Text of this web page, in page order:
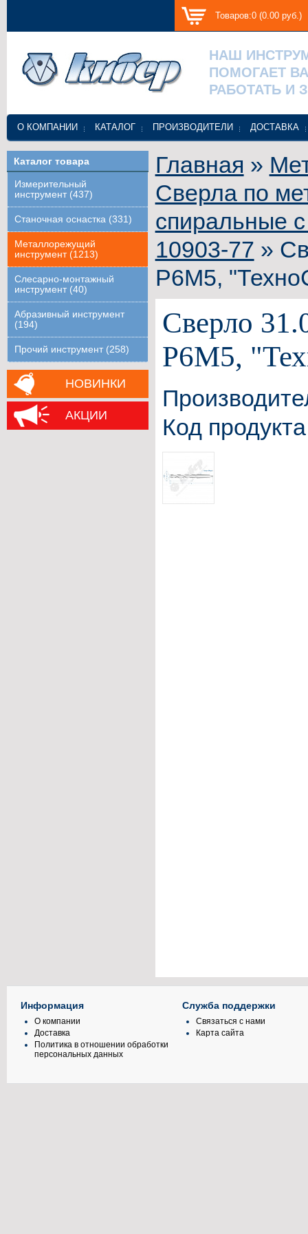
Товаров:0 (0.00 руб.)
НАШ
ПОМОГАЕТ
РАБОТАТЬ И
О КОМПАНИИ КАТАЛОГ ПРОИЗВОДИТЕЛИ ДОСТАВКА
Каталог товара
Измерительный
инструмент (437)
Станочная оснастка (331)
Металлорежущий
инструмент (1213)
Слесарно-монтажный
инструмент (40)
Абразивный инструмент
(194)
Прочий инструмент (258)
НОВИНКИ
АКЦИИ
Главная »
Сверла по
спиральные
10903-77 »
Р6М5,
Сверло
Р6М5,
Код
Информация
О компании
Доставка
Политика в отношении обработки
персональных данных
Служба поддержки
Связаться с нами
Карта сайта